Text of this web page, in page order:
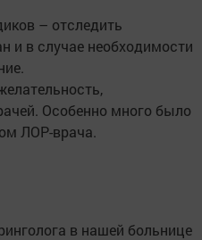
– отследить
и в случае необходимости
Особенно много было
ЛОР-врача.
в нашей больнице